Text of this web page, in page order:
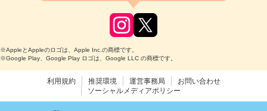
※AppleとAppleのロゴは、Apple Inc.の商標です。
※Google Play、Google Play ロゴは、Google LLC の商標です。
利用規約 推奨環境 運営事務局
お問い合わせ
ソーシャルメディアポリシー